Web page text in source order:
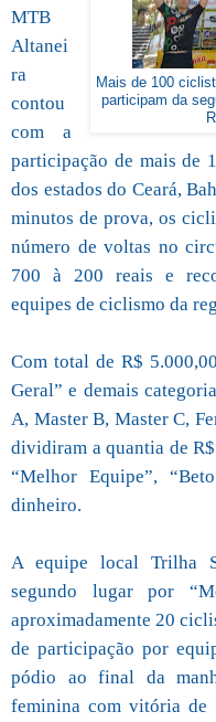
Mais de 100
participam da
MTB
Altanei
ra
contou
com a
participação de mais de
dos estados do Ceará,
minutos de prova, os
número de voltas no
700 à 200 reais e
equipes de ciclismo da
Com total de R$
Geral” e demais
A, Master B, Master C,
dividiram a quantia de
“Melhor Equipe”,
dinheiro.
A equipe local Trilha
segundo lugar por
aproximadamente 20
de participação por
pódio ao final da
feminina com vitória de